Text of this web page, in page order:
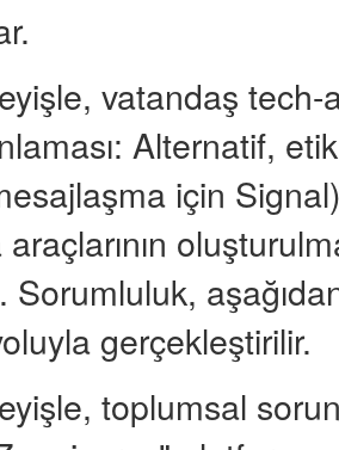
vatandaş
Alternatif,
için
Sorumluluk,
gerçekleştirilir.
toplumsal